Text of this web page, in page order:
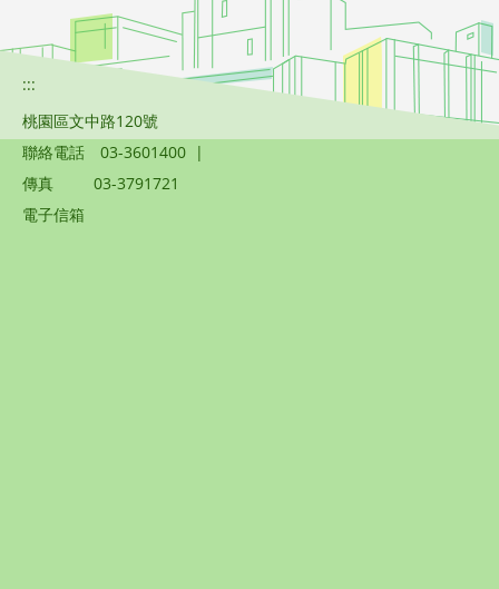
:::
桃園區文中路120號
聯絡電話
03-3601400 |
傳真
03-3791721
電子信箱